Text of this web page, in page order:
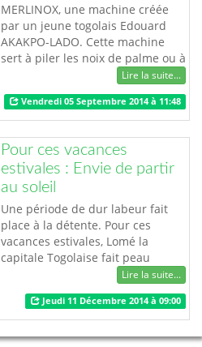
MERLINOX, une machine créée
par un jeune togolais Edouard
AKAKPO-LADO. Cette machine
sert à piler les noix de palme ou à
les concasser pour recueillir le
jus bien filtré en 5 minutes. Avec
cette machine, plus besoin de
suer avant de manger le
découdessi (une sauce togolaise
faite à base de noix de palme). …
Lire la suite...
Vendredi 05 Septembre 2014 à 11:48
Pour ces vacances
estivales : Envie de partir
au soleil
Une période de dur labeur fait
place à la détente. Pour ces
vacances estivales, Lomé la
capitale Togolaise fait peau
neuve pour vous accueillir. Des
hôtels haut standing en passant
par des maisons d'hôtes en
bordure de mer ou au centre de
la ville de Lomé vous attendent.
Lire la suite...
Jeudi 11 Décembre 2014 à 09:00